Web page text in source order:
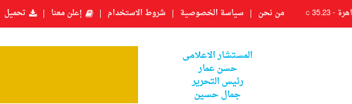
-
35.23
C من نحن سياسة الخصوصية شروط الاستخدام إعلن معنا تحميل
المستشار الاعلامى
حسن عمار
رئيس التحرير
جمال حسين